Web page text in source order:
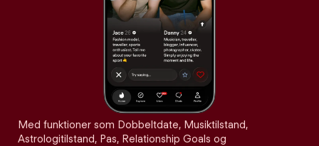
Med funktioner som Dobbeltdate, Musiktilstand,
Astrologitilstand, Pas, Relationship Goals og